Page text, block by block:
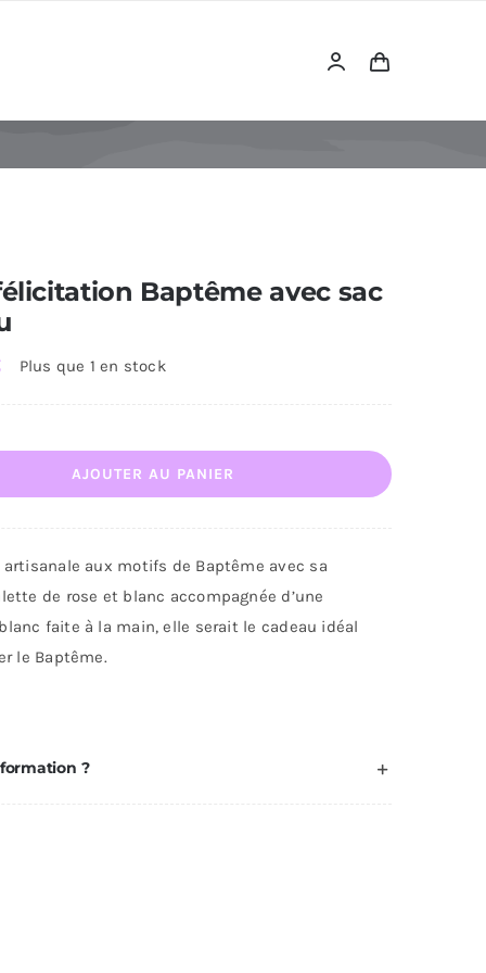
Baptême avec sac
Plus que 1 en stock
AJOUTER AU PANIER
aux motifs de Baptême avec sa
de rose et blanc accompagnée d’une
faite à la main, elle serait le cadeau idéal
le Baptême.
?